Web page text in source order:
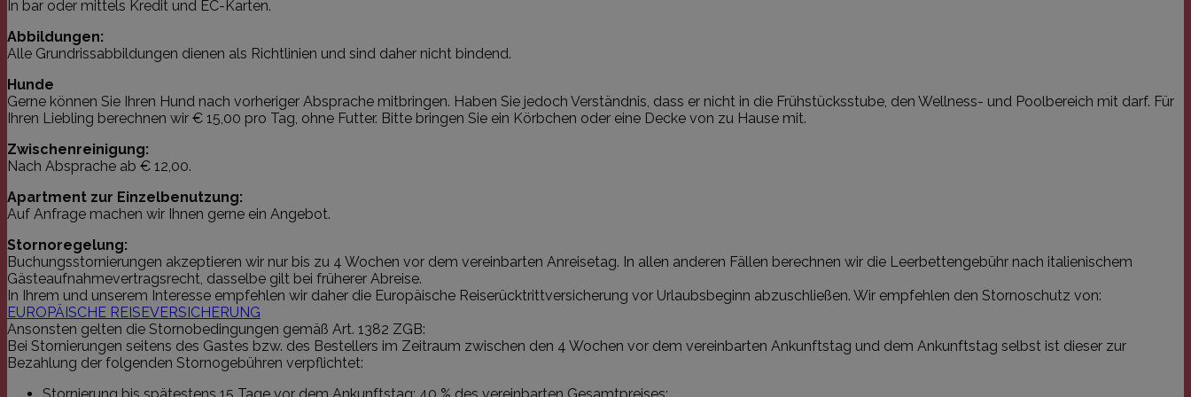
In bar oder mittels Kredit und EC-Karten.
Abbildungen:
Alle Grundrissabbildungen dienen als Richtlinien und sind daher nicht bindend.
Hunde
Gerne können Sie Ihren Hund nach vorheriger Absprache mitbringen. Haben Sie jedoch Verständnis, dass er nicht in die Frühstücksstube, den Wellness- und Poolbereich mit darf. Für
Ihren Liebling berechnen wir € 15,00 pro Tag, ohne Futter. Bitte bringen Sie ein Körbchen oder eine Decke von zu Hause mit.
Zwischenreinigung:
Nach Absprache ab € 12,00.
Apartment zur Einzelbenutzung:
Auf Anfrage machen wir Ihnen gerne ein Angebot.
Stornoregelung:
Buchungsstornierungen akzeptieren wir nur bis zu 4 Wochen vor dem vereinbarten Anreisetag. In allen anderen Fällen berechnen wir die Leerbettengebühr nach italienischem
Gästeaufnahmevertragsrecht, dasselbe gilt bei früherer Abreise.
In Ihrem und unserem Interesse empfehlen wir daher die Europäische Reiserücktrittversicherung vor Urlaubsbeginn abzuschließen. Wir empfehlen den Stornoschutz von:
EUROPÄISCHE REISEVERSICHERUNG
Ansonsten gelten die Stornobedingungen gemäß Art. 1382 ZGB:
Bei Stornierungen seitens des Gastes bzw. des Bestellers im Zeitraum zwischen den 4 Wochen vor dem vereinbarten Ankunftstag und dem Ankunftstag selbst ist dieser zur
Bezahlung der folgenden Stornogebühren verpflichtet: